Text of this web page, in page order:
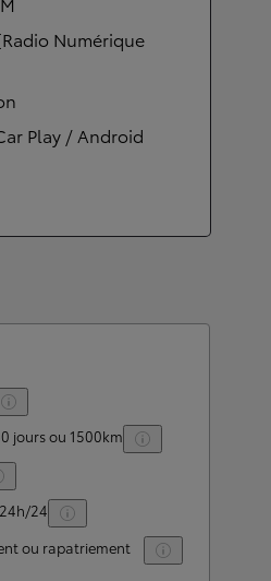
Numérique
Play / Android
jours ou 1500km
24
ou rapatriement